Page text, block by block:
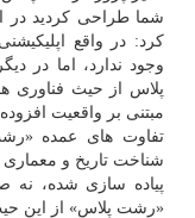
شما طراحی كردید در
كرد: در واقع
وجود ندارد، اما در
پلاس از حیث فناوری
مبتنی بر واقعیت
تفاوت های عمده
شناخت تاریخ و
پیاده سازی شده، نه
«رشت پلاس» از این